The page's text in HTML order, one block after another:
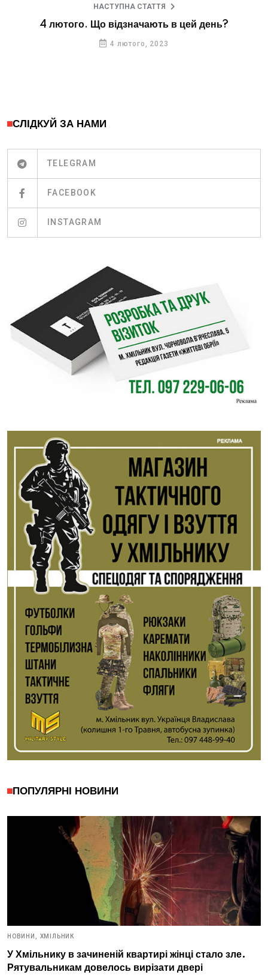
НАСТУПНА СТАТТЯ
4 лютого. Що відзначають в цей день?
4 лютого, 2023
СЛІДКУЙ ЗА НАМИ
TELEGRAM
FACEBOOK
INSTAGRAM
ПОПУЛЯРНІ НОВИНИ
НОВИНИ, ХМІЛЬНИК
У Хмільнику в зачиненій квартирі жінці стало зле.
Рятувальникам довелось вирізати двері